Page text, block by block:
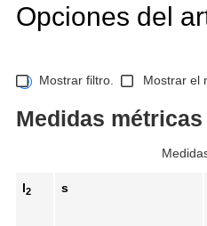
Opciones del
Mostrar filtro. Mostrar el
Medidas métricas
l2 s